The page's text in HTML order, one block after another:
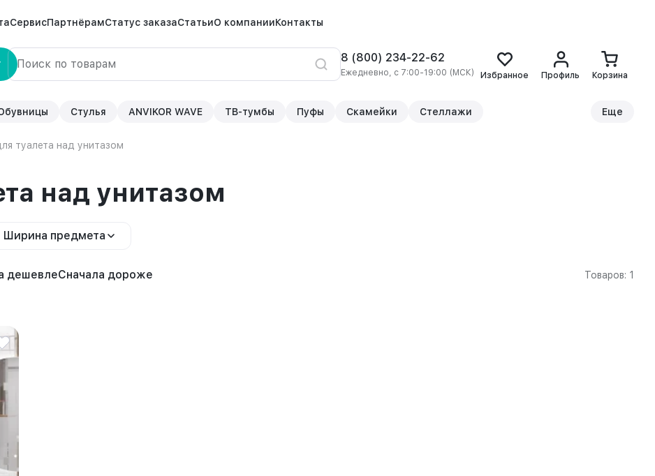
СервисПартнёрамСтатус заказаСтатьиО компанииКонтакты
8 (800) 234-22-62
Ежедневно, с 7:00-19:00 (МСК) Избранное Профиль Корзина
Стулья ANVIKOR WAVE ТВ-тумбы Пуфы Скамейки Стеллажи Еще
туалета над унитазом
над унитазом
Ширина предмета
дешевлеСначала дороже Товаров: 1